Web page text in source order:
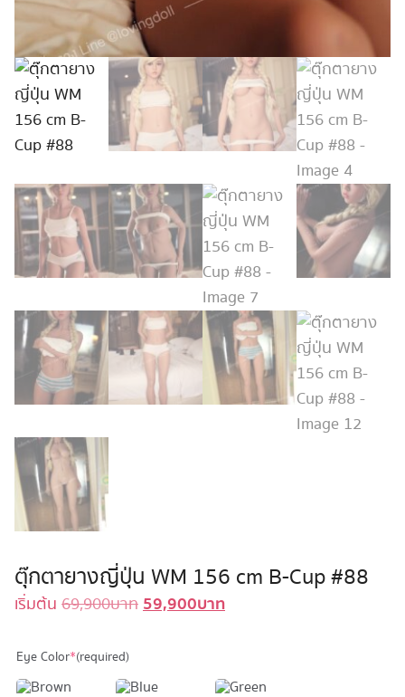
ตุ๊กตายางญี่ปุ่น WM 156 cm B-Cup #88
เริ่มต้น 69,900บาทOriginal
69,900 บาท.
59,900บาทCurrent
59,900 บาท.
Eye Color*(required)